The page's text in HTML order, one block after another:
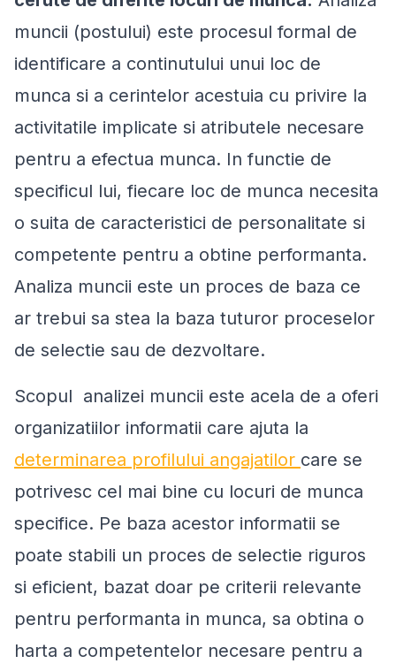
muncii (postului) este procesul formal de
identificare a continutului unui loc de
munca si a cerintelor acestuia cu privire la
activitatile implicate si atributele necesare
pentru a efectua munca. In functie de
specificul lui, fiecare loc de munca necesita
o suita de caracteristici de personalitate si
competente pentru a obtine performanta.
Analiza muncii este un proces de baza ce
ar trebui sa stea la baza tuturor proceselor
de selectie sau de dezvoltare.
Scopul analizei muncii este acela de a oferi
organizatiilor informatii care ajuta la
determinarea profilului angajatilor care se
potrivesc cel mai bine cu locuri de munca
specifice. Pe baza acestor informatii se
poate stabili un proces de selectie riguros
si eficient, bazat doar pe criterii relevante
pentru performanta in munca, sa obtina o
harta a competentelor necesare pentru a